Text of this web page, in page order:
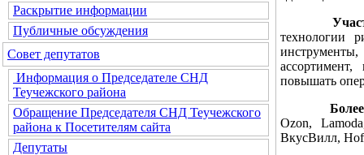
Раскрытие информации
Публичные обсуждения
Совет депутатов
Информация о Председателе СНД
Теучежского района
Обращение Председателя СНД Теучежского
района к Посетителям сайта
Депутаты
технологии
ассортимент,
повышать
Более 500
Ozon,
ВкусВилл,